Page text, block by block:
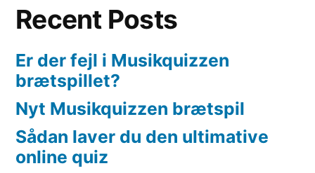
Recent Posts
Er der fejl i Musikquizzen
brætspillet?
Nyt Musikquizzen brætspil
Sådan laver du den ultimative
online quiz